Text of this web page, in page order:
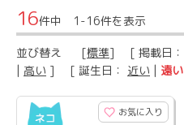
16件中 1-16件を表示
並び替え [標準] [ 掲載日：
| 高い ] [ 誕生日： 近い | 遠い
お気に入り